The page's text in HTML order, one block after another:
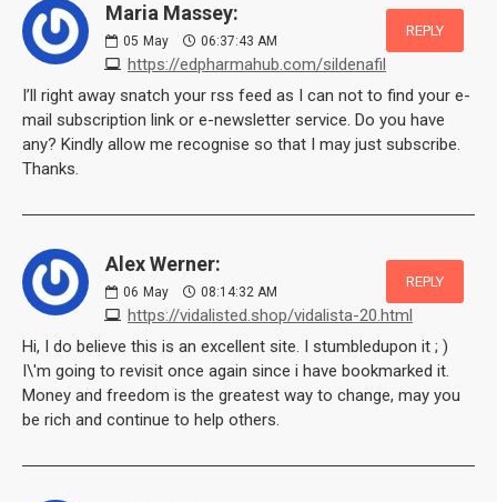
Maria Massey:
05 May 06:37:43 AM
https://edpharmahub.com/sildenafil
REPLY
I’ll right away snatch your rss feed as I can not to find your e-
mail subscription link or e-newsletter service. Do you have
any? Kindly allow me recognise so that I may just subscribe.
Thanks.
Alex Werner:
06 May 08:14:32 AM
https://vidalisted.shop/vidalista-20.html
REPLY
Hi, I do believe this is an excellent site. I stumbledupon it ; )
I\'m going to revisit once again since i have bookmarked it.
Money and freedom is the greatest way to change, may you
be rich and continue to help others.